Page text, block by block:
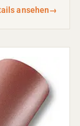
ansehen→